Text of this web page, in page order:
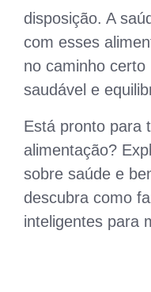
disposição. A
com esses
no caminho
saudável e
Está pronto para
alimentação?
sobre saúde e
descubra como
inteligentes para